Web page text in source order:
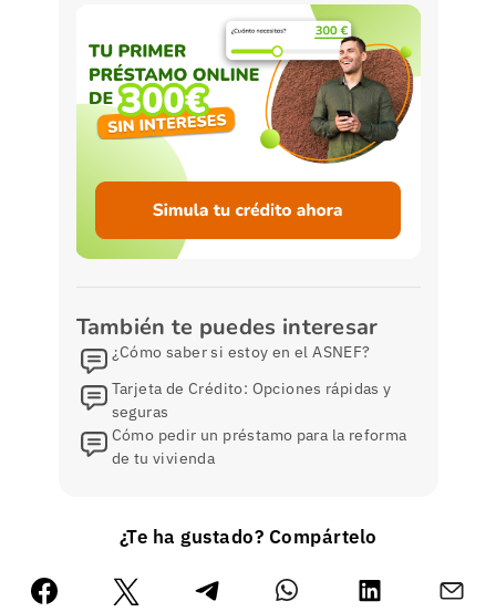
También te puedes interesar
¿Cómo saber si estoy en el ASNEF?
Tarjeta de Crédito: Opciones rápidas y
seguras
Cómo pedir un préstamo para la reforma
de tu vivienda
¿Te ha gustado? Compártelo